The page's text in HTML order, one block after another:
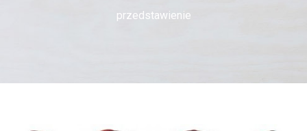
przedstawienie